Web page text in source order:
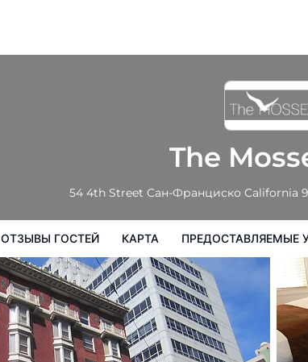
The
54 4th Street Сан-Франциско California
ОТЗЫВЫ ГОСТЕЙ КАРТА ПРЕДОСТАВЛЯЕМЫЕ